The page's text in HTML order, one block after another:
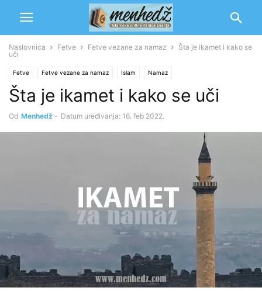
Naslovnica Fetve Fetve vezane za namaz
Šta je ikamet i kako se
uči
Fetve Fetve vezane za namaz Islam Namaz
Šta je ikamet i kako se uči
Od Menhedž - Datum uređivanja: 16. feb 2022.